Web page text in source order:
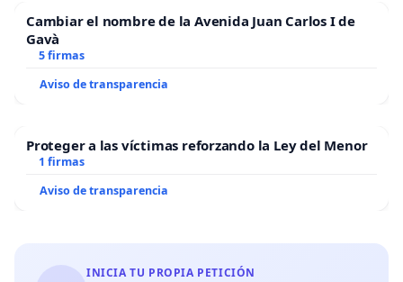
Cambiar el nombre de la Avenida Juan Carlos I de
Gavà
5 firmas
Aviso de transparencia
Proteger a las víctimas reforzando la Ley del Menor
1 firmas
Aviso de transparencia
INICIA TU PROPIA PETICIÓN